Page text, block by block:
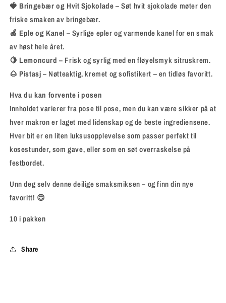
🍓 Bringebær og Hvit Sjokolade– Søt hvit sjokolade møter den
friske smaken av bringebær.
🍏 Eple og Kanel – Syrlige epler og varmende kanel for en smak
av høst hele året.
🍋 Lemoncurd – Frisk og syrlig med en fløyelsmyk sitruskrem.
🌰 Pistasj– Nøtteaktig, kremet og sofistikert – en tidløs favoritt.
Hva du kan forvente i posen
Innholdet varierer fra pose til pose, men du kan være sikker på at
hver makron er laget med lidenskap og de beste ingrediensene.
Hver bit er en liten luksusopplevelse som passer perfekt til
kosestunder, som gave, eller som en søt overraskelse på
festbordet.
Unn deg selv denne deilige smaksmiksen – og finn din nye
favoritt! 😍
10 i pakken
Share